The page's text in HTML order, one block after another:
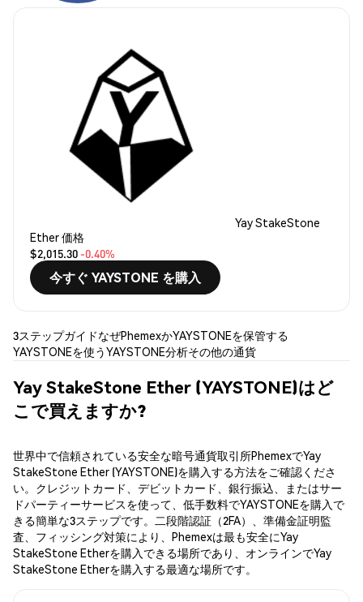
Yay StakeStone
Ether 価格
$2,015.30 -0.40%
今すぐ YAYSTONE を購入
3ステップガイドなぜPhemexかYAYSTONEを保管する
YAYSTONEを使うYAYSTONE分析その他の通貨
Yay StakeStone Ether (YAYSTONE)はど
こで買えますか?
世界中で信頼されている安全な暗号通貨取引所PhemexでYay
StakeStone Ether (YAYSTONE)を購入する方法をご確認くださ
い。クレジットカード、デビットカード、銀行振込、またはサー
ドパーティーサービスを使って、低手数料でYAYSTONEを購入で
きる簡単な3ステップです。二段階認証（2FA）、準備金証明監
査、フィッシング対策により、Phemexは最も安全にYay
StakeStone Etherを購入できる場所であり、オンラインでYay
StakeStone Etherを購入する最適な場所です。